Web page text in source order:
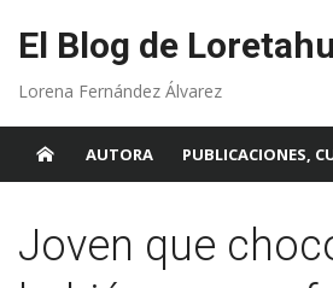
El Blog de
Lorena Fernández Álvarez
AUTORA PUBLICACIONES,
Joven que